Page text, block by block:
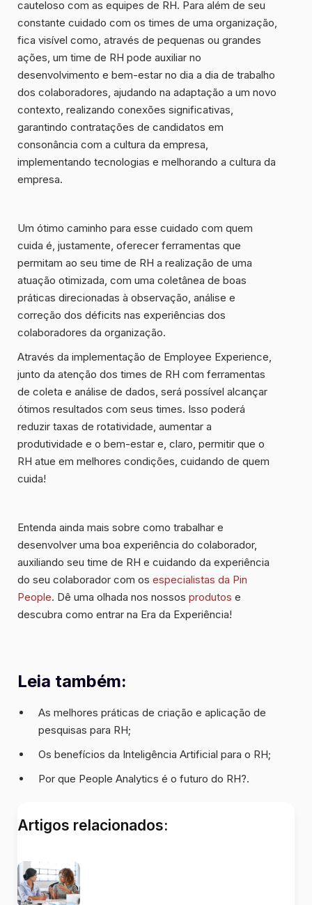
cauteloso com as equipes de RH. Para além de seu
constante cuidado com os times de uma organização,
fica visível como, através de pequenas ou grandes
ações, um time de RH pode auxiliar no
desenvolvimento e bem-estar no dia a dia de trabalho
dos colaboradores, ajudando na adaptação a um novo
contexto, realizando conexões significativas,
garantindo contratações de candidatos em
consonância com a cultura da empresa,
implementando tecnologias e melhorando a cultura da
empresa.
Um ótimo caminho para esse cuidado com quem
cuida é, justamente, oferecer ferramentas que
permitam ao seu time de RH a realização de uma
atuação otimizada, com uma coletânea de boas
práticas direcionadas à observação, análise e
correção dos déficits nas experiências dos
colaboradores da organização.
Através da implementação de Employee Experience,
junto da atenção dos times de RH com ferramentas
de coleta e análise de dados, será possível alcançar
ótimos resultados com seus times. Isso poderá
reduzir taxas de rotatividade, aumentar a
produtividade e o bem-estar e, claro, permitir que o
RH atue em melhores condições, cuidando de quem
cuida!
Entenda ainda mais sobre como trabalhar e
desenvolver uma boa experiência do colaborador,
auxiliando seu time de RH e cuidando da experiência
do seu colaborador com os especialistas da Pin
People. Dê uma olhada nos nossos produtos e
descubra como entrar na Era da Experiência!
Leia também:
As melhores práticas de criação e aplicação de
pesquisas para RH;
Os benefícios da Inteligência Artificial para o RH;
Por que People Analytics é o futuro do RH?.
Artigos relacionados: